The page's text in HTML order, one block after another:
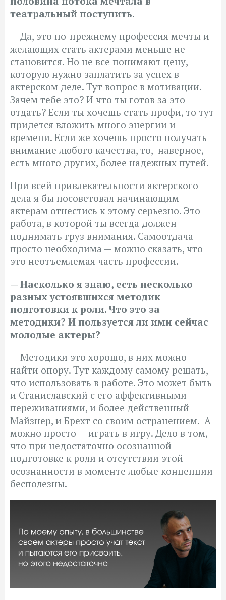
театральный поступить.
— Да, это по-прежнему профессия мечты и
желающих стать актерами меньше не
становится. Но не все понимают цену,
которую нужно заплатить за успех в
актерском деле. Тут вопрос в мотивации.
Зачем тебе это? И что ты готов за это
отдать? Если ты хочешь стать профи, то тут
придется вложить много энергии и
времени. Если же хочешь просто получать
внимание любого качества, то, наверное,
есть много других, более надежных путей.
При всей привлекательности актерского
дела я бы посоветовал начинающим
актерам отнестись к этому серьезно. Это
работа, в которой ты всегда должен
поднимать груз внимания. Самоотдача
просто необходима — можно сказать, что
это неотъемлемая часть профессии.
— Насколько я знаю, есть несколько
разных устоявшихся методик
подготовки к роли. Что это за
методики? И пользуется ли ими сейчас
молодые актеры?
— Методики это хорошо, в них можно
найти опору. Тут каждому самому решать,
что использовать в работе. Это может быть
и Станиславский с его аффективными
переживаниями, и более действенный
Майзнер, и Брехт со своим остранением. А
можно просто — играть в игру. Дело в том,
что при недостаточно осознанной
подготовке к роли и отсутствии этой
осознанности в моменте любые концепции
бесполезны.